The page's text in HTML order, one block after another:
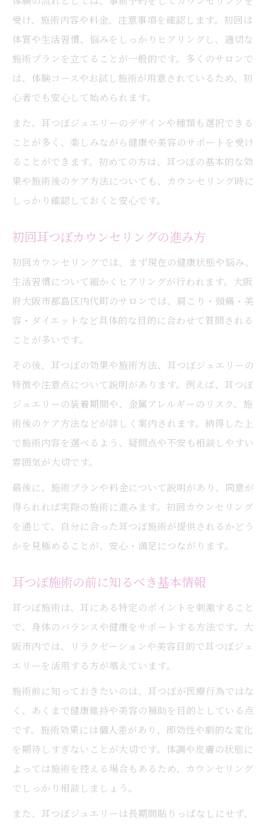
受け、施術内容や料金、注意事項を確認します。初回は
体質や生活習慣、悩みをしっかりヒアリングし、適切な
施術プランを立てることが一般的です。多くのサロンで
は、体験コースやお試し施術が用意されているため、初
心者でも安心して始められます。
また、耳つぼジュエリーのデザインや種類も選択できる
ことが多く、楽しみながら健康や美容のサポートを受け
ることができます。初めての方は、耳つぼの基本的な効
果や施術後のケア方法についても、カウンセリング時に
しっかり確認しておくと安心です。
初回耳つぼカウンセリングの進み方
初回カウンセリングでは、まず現在の健康状態や悩み、
生活習慣について細かくヒアリングが行われます。大阪
府大阪市都島区内代町のサロンでは、肩こり・頭痛・美
容・ダイエットなど具体的な目的に合わせて質問される
ことが多いです。
その後、耳つぼの効果や施術方法、耳つぼジュエリーの
特徴や注意点について説明があります。例えば、耳つぼ
ジュエリーの装着期間や、金属アレルギーのリスク、施
術後のケア方法などが詳しく案内されます。納得した上
で施術内容を選べるよう、疑問点や不安も相談しやすい
雰囲気が大切です。
最後に、施術プランや料金について説明があり、同意が
得られれば実際の施術に進みます。初回カウンセリング
を通じて、自分に合った耳つぼ施術が提供されるかどう
かを見極めることが、安心・満足につながります。
耳つぼ施術の前に知るべき基本情報
耳つぼ施術は、耳にある特定のポイントを刺激すること
で、身体のバランスや健康をサポートする方法です。大
阪市内では、リラクゼーションや美容目的で耳つぼジュ
エリーを活用する方が増えています。
施術前に知っておきたいのは、耳つぼが医療行為ではな
く、あくまで健康維持や美容の補助を目的としている点
です。施術効果には個人差があり、即効性や劇的な変化
を期待しすぎないことが大切です。体調や皮膚の状態に
よっては施術を控える場合もあるため、カウンセリング
でしっかり相談しましょう。
また、耳つぼジュエリーは長期間貼りっぱなしにせず、